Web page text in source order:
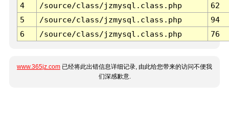
4
/source/class/jzmysql.class.php
62
5
/source/class/jzmysql.class.php
94
6
/source/class/jzmysql.class.php 76
www.365jz.com 已经将此出错信息详细记录, 由此给您带来的访问不便我
们深感歉意.